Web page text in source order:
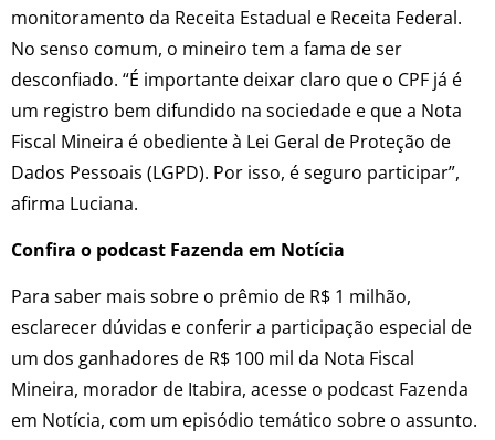
monitoramento da Receita Estadual e Receita Federal.
No senso comum, o mineiro tem a fama de ser
desconfiado. “É importante deixar claro que o CPF já é
um registro bem difundido na sociedade e que a Nota
Fiscal Mineira é obediente à Lei Geral de Proteção de
Dados Pessoais (LGPD). Por isso, é seguro participar”,
afirma Luciana.
Confira o podcast Fazenda em Notícia
Para saber mais sobre o prêmio de R$ 1 milhão,
esclarecer dúvidas e conferir a participação especial de
um dos ganhadores de R$ 100 mil da Nota Fiscal
Mineira, morador de Itabira, acesse o podcast Fazenda
em Notícia, com um episódio temático sobre o assunto.